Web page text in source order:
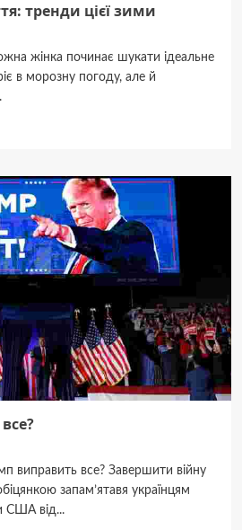
тренди цієї зими
жінка починає шукати ідеальне
в морозну погоду, але й
виправить все? Завершити війну
запам’ятавя українцям
США від...